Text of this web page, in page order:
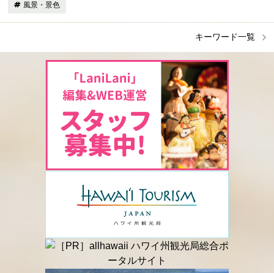
風景・景色
キーワード一覧